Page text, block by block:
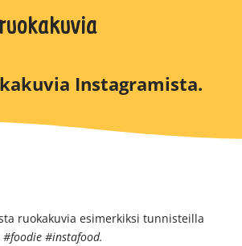
Instagramista.
ruokakuvia esimerkiksi tunnisteilla
#instafood.